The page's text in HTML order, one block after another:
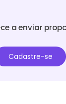
a enviar
Cadastre-se